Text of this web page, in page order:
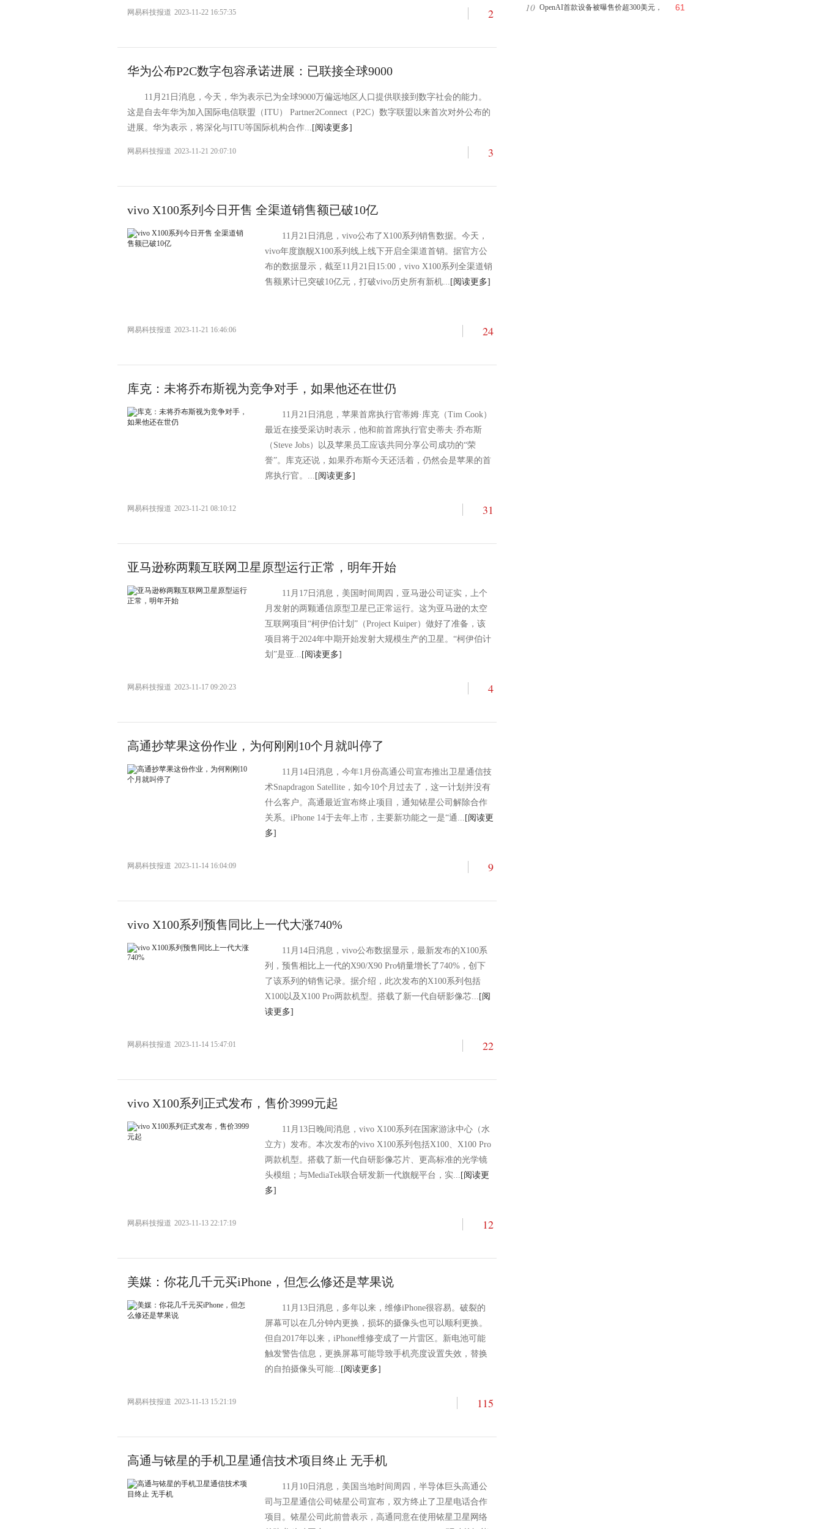
2
网易科技报道 2023-11-22 16:57:35
华为公布P2C数字包容承诺进展：已联接全球9000
11月21日消息，今天，华为表示已为全球9000万偏远地区人口提供联接到数字社会的能力。
这是自去年华为加入国际电信联盟（ITU） Partner2Connect（P2C）数字联盟以来首次对外公布的
进展。华为表示，将深化与ITU等国际机构合作... [阅读更多]
3
网易科技报道 2023-11-21 20:07:10
vivo X100系列今日开售 全渠道销售额已破10亿
11月21日消息，vivo公布了X100系列销售数据。今天，
vivo年度旗舰X100系列线上线下开启全渠道首销。据官方公
布的数据显示，截至11月21日15:00，vivo X100系列全渠道销
售额累计已突破10亿元，打破vivo历史所有新机... [阅读更多]
24
网易科技报道 2023-11-21 16:46:06
库克：未将乔布斯视为竞争对手，如果他还在世仍
11月21日消息，苹果首席执行官蒂姆·库克（Tim Cook）
最近在接受采访时表示，他和前首席执行官史蒂夫·乔布斯
（Steve Jobs）以及苹果员工应该共同分享公司成功的“荣
誉”。库克还说，如果乔布斯今天还活着，仍然会是苹果的首
席执行官。... [阅读更多]
31
网易科技报道 2023-11-21 08:10:12
亚马逊称两颗互联网卫星原型运行正常，明年开始
11月17日消息，美国时间周四，亚马逊公司证实，上个
月发射的两颗通信原型卫星已正常运行。这为亚马逊的太空
互联网项目“柯伊伯计划”（Project Kuiper）做好了准备，该
项目将于2024年中期开始发射大规模生产的卫星。“柯伊伯计
划”是亚... [阅读更多]
4
网易科技报道 2023-11-17 09:20:23
高通抄苹果这份作业，为何刚刚10个月就叫停了
11月14日消息，今年1月份高通公司宣布推出卫星通信技
术Snapdragon Satellite，如今10个月过去了，这一计划并没有
什么客户。高通最近宣布终止项目，通知铱星公司解除合作
关系。iPhone 14于去年上市，主要新功能之一是“通... [阅读更
多]
9
网易科技报道 2023-11-14 16:04:09
vivo X100系列预售同比上一代大涨740%
11月14日消息，vivo公布数据显示，最新发布的X100系
列，预售相比上一代的X90/X90 Pro销量增长了740%，创下
了该系列的销售记录。据介绍，此次发布的X100系列包括
X100以及X100 Pro两款机型。搭载了新一代自研影像芯... [阅
读更多]
22
网易科技报道 2023-11-14 15:47:01
vivo X100系列正式发布，售价3999元起
11月13日晚间消息，vivo X100系列在国家游泳中心（水
立方）发布。本次发布的vivo X100系列包括X100、X100 Pro
两款机型。搭载了新一代自研影像芯片、更高标准的光学镜
头模组；与MediaTek联合研发新一代旗舰平台，实... [阅读更
多]
12
网易科技报道 2023-11-13 22:17:19
美媒：你花几千元买iPhone，但怎么修还是苹果说
11月13日消息，多年以来，维修iPhone很容易。破裂的
屏幕可以在几分钟内更换，损坏的摄像头也可以顺利更换。
但自2017年以来，iPhone维修变成了一片雷区。新电池可能
触发警告信息，更换屏幕可能导致手机亮度设置失效，替换
的自拍摄像头可能... [阅读更多]
115
网易科技报道 2023-11-13 15:21:19
高通与铱星的手机卫星通信技术项目终止 无手机
11月10日消息，美国当地时间周四，半导体巨头高通公
司与卫星通信公司铱星公司宣布，双方终止了卫星电话合作
项目。铱星公司此前曾表示，高通同意在使用铱星卫星网络
器给出答案，
10 OpenAI首款设备被曝售价超300美元， 61